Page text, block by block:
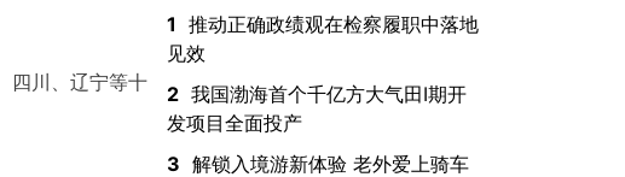
四川、辽宁等十
1 推动正确政绩观在检察履职中落地
见效
2 我国渤海首个千亿方大气田Ⅰ期开
发项目全面投产
3 解锁入境游新体验 老外爱上骑车